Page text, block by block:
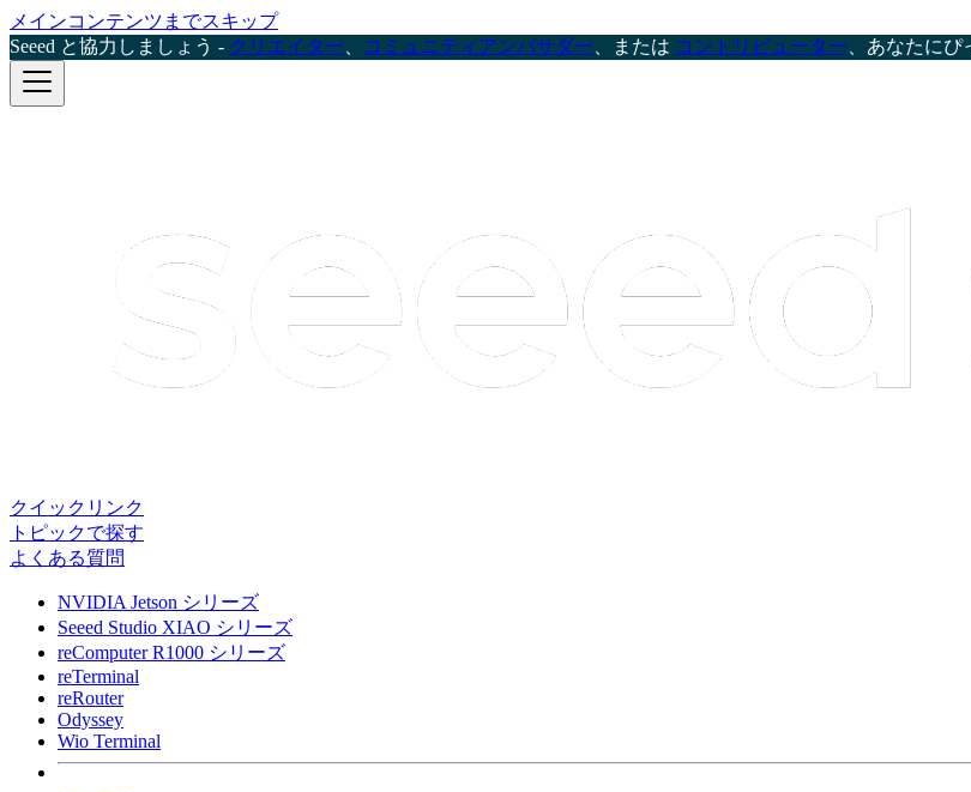
メインコンテンツまでスキップ
Seeed と協力しましょう - クリエイター コミュニティアンバサダー 、または コントリビューター 、あなたに
クイックリンク
トピックで探す
よくある質問
NVIDIA Jetson シリーズ
Seeed Studio XIAO シリーズ
reComputer R1000 シリーズ
reTerminal
reRouter
Odyssey
Wio Terminal